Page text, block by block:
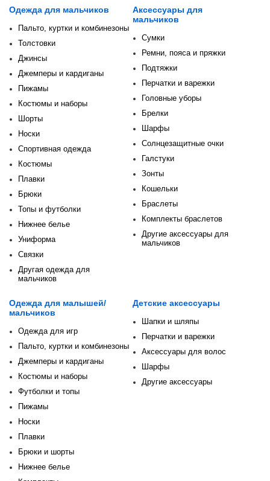
Одежда для мальчиков
Пальто, куртки и комбинезоны
Толстовки
Джинсы
Джемперы и кардиганы
Пижамы
Костюмы и наборы
Шорты
Носки
Спортивная одежда
Костюмы
Плавки
Брюки
Топы и футболки
Нижнее белье
Униформа
Связки
Другая одежда для
мальчиков
Аксессуары для
мальчиков
Сумки
Ремни, пояса и пряжки
Подтяжки
Перчатки и варежки
Головные уборы
Брелки
Шарфы
Солнцезащитные очки
Галстуки
Зонты
Кошельки
Браслеты
Комплекты браслетов
Другие аксессуары для
мальчиков
Одежда для малышей/
мальчиков
Одежда для игр
Пальто, куртки и комбинезоны
Джемперы и кардиганы
Костюмы и наборы
Футболки и топы
Пижамы
Носки
Плавки
Брюки и шорты
Нижнее белье
Детские аксессуары
Шапки и шляпы
Перчатки и варежки
Аксессуары для волос
Шарфы
Другие аксессуары